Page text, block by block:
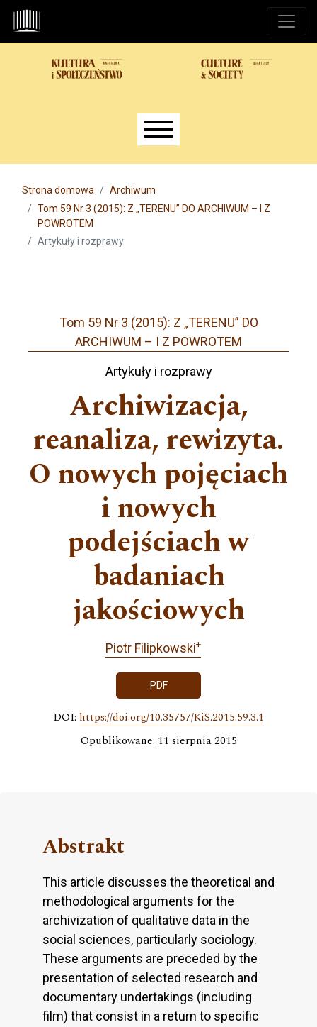
Przejdź do głównego menu
Przejdź do sekcji głównej
Przejdź do stopki
Main menu
Strona domowa
Archiwum
Tom 59 Nr 3 (2015): Z „TERENU” DO ARCHIWUM – I Z
POWROTEM
Artykuły i rozprawy
Tom 59 Nr 3 (2015): Z „TERENU” DO
ARCHIWUM – I Z POWROTEM
Artykuły i rozprawy
Archiwizacja,
reanaliza, rewizyta.
O nowych pojęciach
i nowych
podejściach w
badaniach
jakościowych
Piotr Filipkowski+
PDF
DOI: https://doi.org/10.35757/KiS.2015.59.3.1
Opublikowane: 11 sierpnia 2015
Abstrakt
This article discusses the theoretical and
methodological arguments for the
archivization of qualitative data in the
social sciences, particularly sociology.
These arguments are preceded by the
presentation of selected research and
documentary undertakings (including
film) that consist in a return to specific